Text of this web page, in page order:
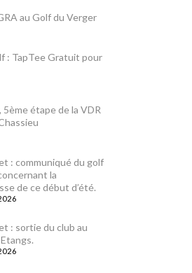
au Golf du Verger
: TapTee Gratuit pour
5ème étape de la VDR
: communiqué du golf
la
de ce début d’été.
: sortie du club au